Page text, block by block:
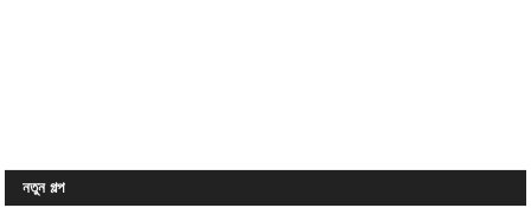
নতুন গল্প